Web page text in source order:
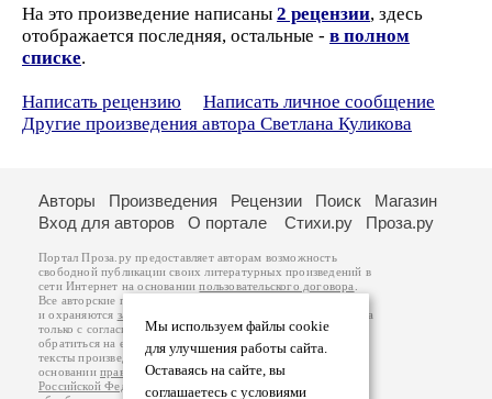
На это произведение написаны 2 рецензии, здесь
отображается последняя, остальные - в полном
списке.
Написать рецензию
Написать личное сообщение
Другие произведения автора Светлана Куликова
Мы используем файлы cookie
для улучшения работы сайта.
Оставаясь на сайте, вы
соглашаетесь с условиями
Авторы Произведения Рецензии Поиск
Магазин
Вход для авторов
О портале Стихи.ру Проза.ру
Портал Проза.ру предоставляет авторам возможность
свободной публикации своих литературных произведений в
сети Интернет на основаниипользовательского договора
Все авторские права на произведения принадлежат авторам
и охраняются законом
. Перепечатка произведений возможна
только с согласия его автора, к которому вы можете
обратиться на его авторской странице. Ответственность за
тексты произведений авторы несут самостоятельно на
основанииправил публикацииизаконодательства
Российской Федерации